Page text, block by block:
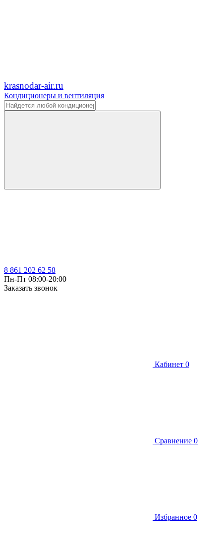
krasnodar-air.ru
Кондиционеры и вентиляция
8 861 202 62 58
Пн-Пт 08:00-20:00
Заказать звонок
Кабинет 0
Сравнение 0
Избранное 0